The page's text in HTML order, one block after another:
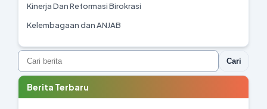
Kinerja Dan Reformasi Birokrasi
Kelembagaan dan ANJAB
Cari
Berita Terbaru